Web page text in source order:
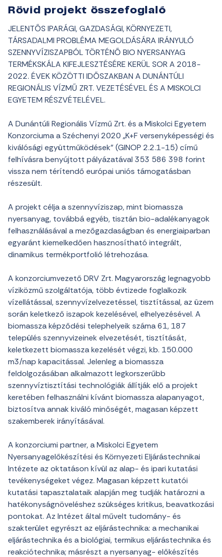
Rövid projekt összefoglaló
JELENTŐS IPARÁGI, GAZDASÁGI, KÖRNYEZETI,
TÁRSADALMI PROBLÉMA MEGOLDÁSÁRA IRÁNYULÓ
SZENNYVÍZISZAPBÓL TÖRTÉNŐ BIO NYERSANYAG
TERMÉKSKÁLA KIFEJLESZTÉSÉRE KERÜL SOR A 2018-
2022. ÉVEK KÖZÖTTI IDŐSZAKBAN A DUNÁNTÚLI
REGIONÁLIS VÍZMŰ ZRT. VEZETÉSÉVEL ÉS A MISKOLCI
EGYETEM RÉSZVÉTELÉVEL.
A Dunántúli Regionális Vízmű Zrt. és a Miskolci Egyetem
Konzorciuma a Széchenyi 2020 „K+F versenyképességi és
kiválósági együttműködések” (GINOP 2.2.1-15) című
felhívásra benyújtott pályázatával 353 586 398 forint
vissza nem térítendő európai uniós támogatásban
részesült.
A projekt célja a szennyvíziszap, mint biomassza
nyersanyag, továbbá egyéb, tisztán bio-adalékanyagok
felhasználásával a mezőgazdaságban és energiaiparban
egyaránt kiemelkedően hasznosítható integrált,
dinamikus termékportfolió létrehozása.
A konzorciumvezető DRV Zrt. Magyarország legnagyobb
víziközmű szolgáltatója, több évtizede foglalkozik
vízellátással, szennyvízelvezetéssel, tisztítással, az üzem
során keletkező iszapok kezelésével, elhelyezésével. A
biomassza képződési telephelyeik száma 61, 187
település szennyvizeinek elvezetését, tisztítását,
keletkezett biomassza kezelését végzi, kb. 150.000
m3/nap kapacitással. Jelenleg a biomassza
feldolgozásában alkalmazott legkorszerűbb
szennyvíztisztítási technológiák állítják elő a projekt
keretében felhasználni kívánt biomassza alapanyagot,
biztosítva annak kiváló minőségét, magasan képzett
szakemberek irányításával.
A konzorciumi partner, a Miskolci Egyetem
Nyersanyagelőkészítési és Környezeti Eljárástechnikai
Intézete az oktatáson kívül az alap- és ipari kutatási
tevékenységeket végez. Magasan képzett kutatói
kutatási tapasztalataik alapján meg tudják határozni a
hatékonyságnöveléshez szükséges kritikus, beavatkozási
pontokat. Az Intézet által művelt tudomány- és
szakterület egyrészt az eljárástechnika: a mechanikai
eljárástechnika és a biológiai, termikus eljárástechnika és
reakciótechnika; másrészt a nyersanyag- előkészítés